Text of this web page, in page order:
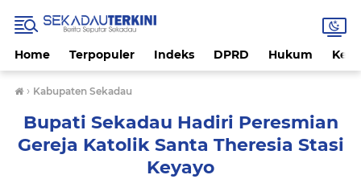
Home Terpopuler Indeks DPRD Hukum
› Kabupaten Sekadau
Bupati Sekadau Hadiri Peresmian
Gereja Katolik Santa Theresia Stasi
Keyayo